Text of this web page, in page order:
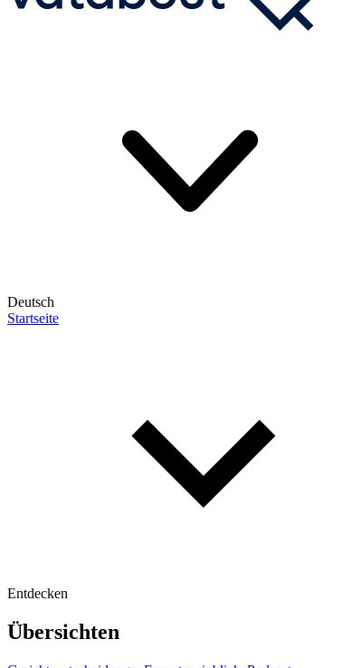
Deutsch
Startseite
Entdecken
Übersichten